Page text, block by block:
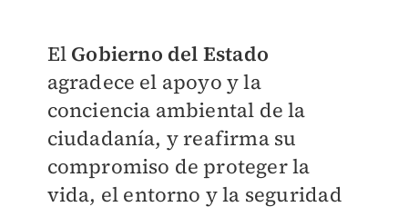
El Gobierno del Estado
agradece el apoyo y la
conciencia ambiental de la
ciudadanía, y reafirma su
compromiso de proteger la
vida, el entorno y la seguridad